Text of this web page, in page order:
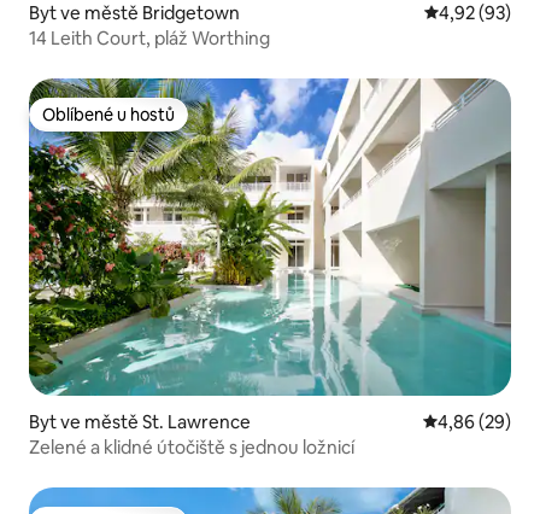
Byt ve městě Bridgetown Průměrné
4,92 (93)
14 Leith Court, pláž Worthing
Oblíbené u hostů
Oblíbené u hostů
Byt ve městě St. Lawrence Průměrné
4,86 (29)
Zelené a klidné útočiště s jednou ložnicí